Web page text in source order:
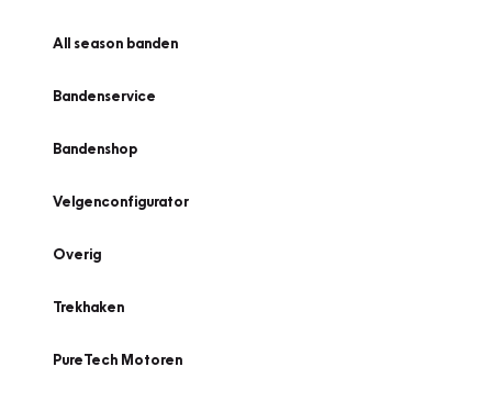
All season banden
Bandenservice
Bandenshop
Velgenconfigurator
Overig
Trekhaken
PureTech Motoren